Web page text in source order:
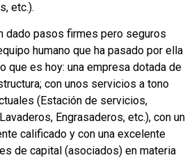
etc.).
dado pasos firmes pero seguros
humano que ha pasado por ella
que es hoy: una empresa dotada de
con unos servicios a tono
(Estación de servicios,
Engrasaderos, etc.), con un
calificado y con una excelente
de capital (asociados) en materia